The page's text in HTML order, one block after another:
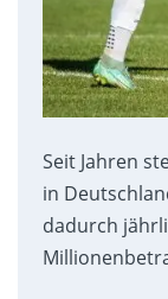
Seit Jahren
in
dadurch